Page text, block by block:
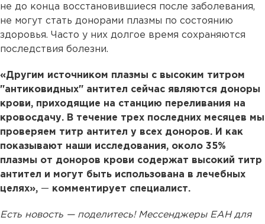
не до конца восстановившиеся после заболевания,
не могут стать донорами плазмы по состоянию
здоровья. Часто у них долгое время сохраняются
последствия болезни.
«Другим источником плазмы с высоким титром
"антиковидных" антител сейчас являются доноры
крови, приходящие на станцию переливания на
кровосдачу. В течение трех последних месяцев мы
проверяем титр антител у всех доноров. И как
показывают наши исследования, около 35%
плазмы от доноров крови содержат высокий титр
антител и могут быть использована в лечебных
целях», — комментирует специалист.
Есть новость — поделитесь! Мессенджеры ЕАН для